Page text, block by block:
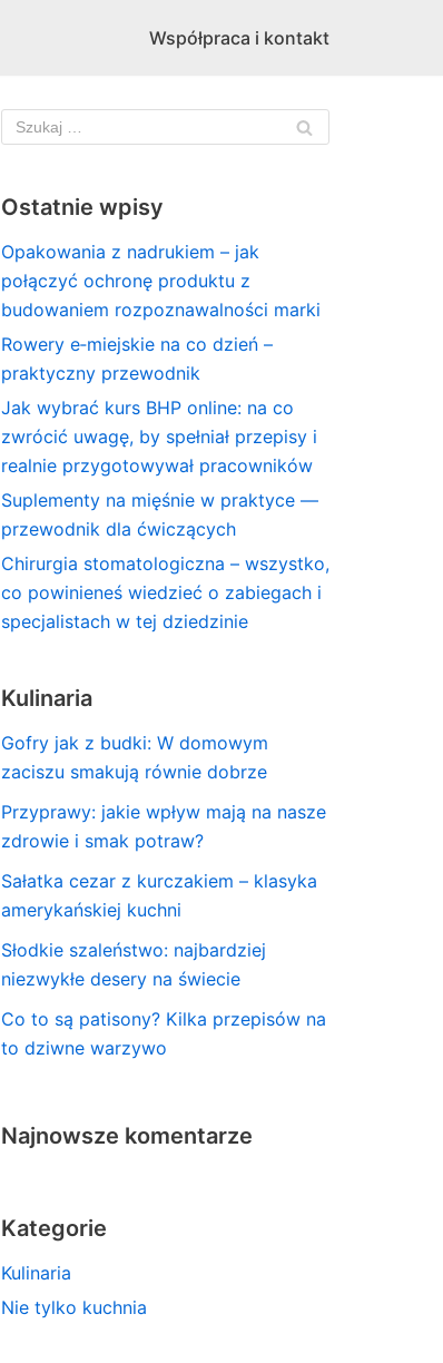
Współpraca i kontakt
Ostatnie wpisy
Opakowania z nadrukiem – jak
połączyć ochronę produktu z
budowaniem rozpoznawalności marki
Rowery e‑miejskie na co dzień –
praktyczny przewodnik
Jak wybrać kurs BHP online: na co
zwrócić uwagę, by spełniał przepisy i
realnie przygotowywał pracowników
Suplementy na mięśnie w praktyce —
przewodnik dla ćwiczących
Chirurgia stomatologiczna – wszystko,
co powinieneś wiedzieć o zabiegach i
specjalistach w tej dziedzinie
Kulinaria
Gofry jak z budki: W domowym
zaciszu smakują równie dobrze
Przyprawy: jakie wpływ mają na nasze
zdrowie i smak potraw?
Sałatka cezar z kurczakiem – klasyka
amerykańskiej kuchni
Słodkie szaleństwo: najbardziej
niezwykłe desery na świecie
Co to są patisony? Kilka przepisów na
to dziwne warzywo
Najnowsze komentarze
Kategorie
Kulinaria
Nie tylko kuchnia